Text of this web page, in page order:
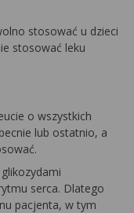
stosować u dzieci
stosować leku
o wszystkich
lub ostatnio, a
serca. Dlatego
pacjenta, w tym